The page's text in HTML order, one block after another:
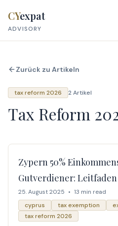
CYexpat
ADVISORY
Zurück zu Artikeln
tax reform 2026 2 Artikel
Tax Reform
Zypern 50%
Gutverdiener: Leitfaden
25. August 2025 • 13 min read
cyprus
tax exemption
tax reform 2026